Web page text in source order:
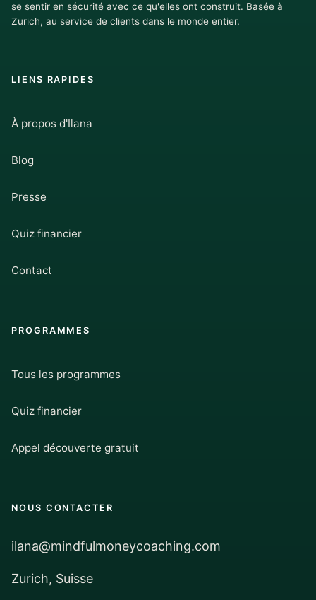
se sentir en sécurité avec ce qu'elles ont construit. Basée à
Zurich, au service de clients dans le monde entier.
LIENS RAPIDES
À propos d'Ilana
Blog
Presse
Quiz financier
Contact
PROGRAMMES
Tous les programmes
Quiz financier
Appel découverte gratuit
NOUS CONTACTER
ilana@mindfulmoneycoaching.com
Zurich, Suisse